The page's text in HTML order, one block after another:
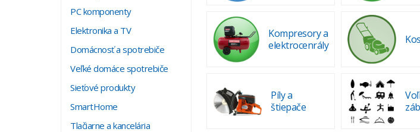
PC komponenty
Elektronika a TV
Domácnosť a spotrebiče
Veľké domáce spotrebiče
Sieťové produkty
SmartHome
Tlačiarne a kancelária
Kompresory a
elektrocenrály
Píly a
štiepače